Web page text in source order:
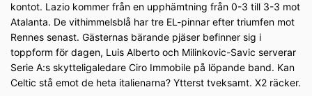
kontot. Lazio kommer från en upphämtning från 0-3 till 3-3 mot
Atalanta. De vithimmelsblå har tre EL-pinnar efter triumfen mot
Rennes senast. Gästernas bärande pjäser befinner sig i
toppform för dagen, Luis Alberto och Milinkovic-Savic serverar
Serie A:s skytteligaledare Ciro Immobile på löpande band. Kan
Celtic stå emot de heta italienarna? Ytterst tveksamt. X2 räcker.